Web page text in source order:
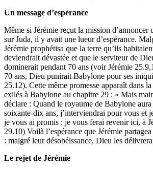
Un message d’espérance
Même si Jérémie reçut la mission d’annoncer
sur Juda, il y avait une lueur d’espérance.
Jérémie prophétisa que la terre qu’ils
deviendrait dévastée et que le serviteur de
dominerait pendant 70 ans (voir Jérémie
70 ans, Dieu punirait Babylone pour ses
25.12). Cette même promesse apparaît dans
exilés à Babylone au chapitre 29 : « Mais
déclare : Quand le royaume de Babylone
soixante-dix ans, j’interviendrai pour vous et
je vous ai promis : je vous ferai revenir ici, à
29.10) Voilà l’espérance que Jérémie
: malgré leur désobéissance, Dieu les
Le rejet de Jérémie